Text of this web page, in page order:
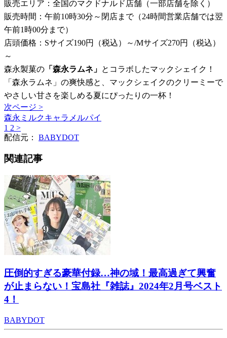
販売エリア：全国のマクドナルド店舗（一部店舗を除く）
販売時間：午前10時30分～閉店まで（24時間営業店舗では翌
午前1時00分まで）
店頭価格：Sサイズ190円（税込）～/Mサイズ270円（税込）
～
森永製菓の 「森永ラムネ」 とコラボしたマックシェイク！
「森永ラムネ」の爽快感と、マックシェイクのクリーミーで
やさしい甘さを楽しめる夏にぴったりの一杯！
次ページ >
森永ミルクキャラメルパイ
1 2 >
配信元： BABYDOT
関連記事
圧倒的すぎる豪華付録…神の域！最高過ぎて興奮
が止まらない！宝島社『雑誌』2024年2月号ベスト
4！
BABYDOT